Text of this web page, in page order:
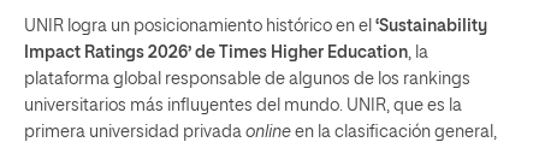
UNIR logra un posicionamiento histórico en el ‘Sustainability
Impact Ratings 2026’ de Times Higher Education , la
plataforma global responsable de algunos de los rankings
universitarios más influyentes del mundo. UNIR, que es la
primera universidad privada online en la clasificación general,